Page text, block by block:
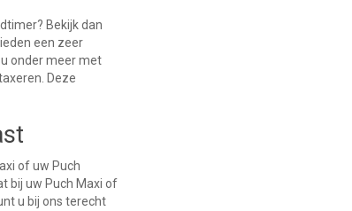
Bekijk dan
een zeer
onder meer met
Deze
of uw Puch
bij uw Puch Maxi of
u bij ons terecht